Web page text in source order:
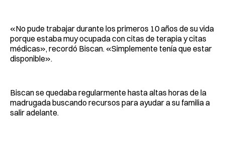
«No pude trabajar durante los primeros 10 años de su vida
porque estaba muy ocupada con citas de terapia y citas
médicas», recordó Biscan. «Simplemente tenía que estar
disponible».
Biscan se quedaba regularmente hasta altas horas de la
madrugada buscando recursos para ayudar a su familia a
salir adelante.